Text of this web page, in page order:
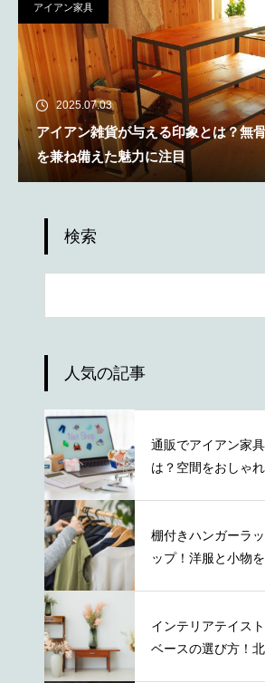
アイアン家具
2025.07.03
アイアン雑貨が与える印象とは？無
を兼ね備えた魅力に注目
検索
人気の記事
通販でアイアン家
は？空間をおしゃ
棚付きハンガーラ
ップ！洋服と小物
インテリアテイス
ベースの選び方！